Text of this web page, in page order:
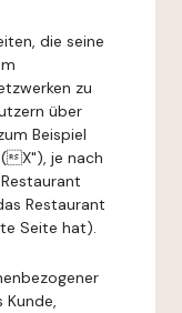
die seine
zu
über
Beispiel
X"), je nach
Restaurant
Seite hat).
Kunde,